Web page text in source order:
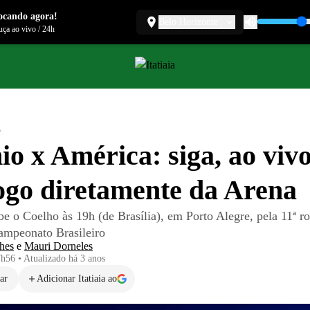
x América: siga, ao
diretamente da Arena
o Coelho às 19h (de Brasília), em Porto Alegre, pela 11ª
Brasileiro
e Mauri Dorneles
• Atualizado há 3 anos
Adicionar Itatiaia ao
agora!
ao vivo/24h